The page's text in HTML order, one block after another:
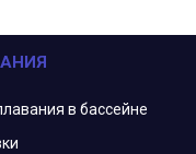
в бассейне